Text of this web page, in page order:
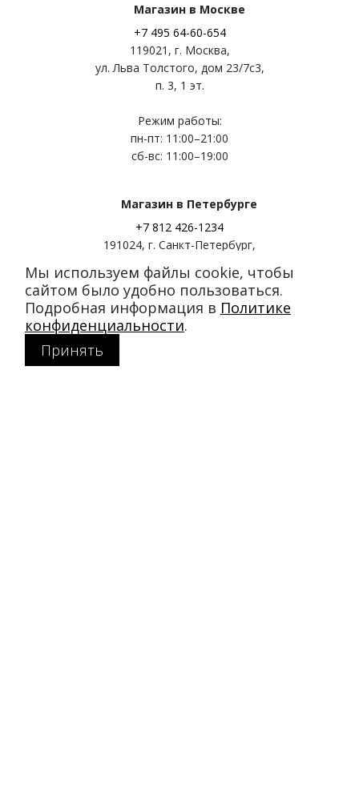
Магазин в Москве
+7 495 64-60-654
119021 , г. Москва,
ул. Льва Толстого, дом 23/7c3,
п. 3, 1 эт.
Режим работы:
пн-пт: 11:00–21:00
сб-вс: 11:00–19:00
Магазин в Петербурге
+7 812 426-1234
191024, г. Санкт-Петербург,
ул. Миргородская, д. 20
вход с ул. Кременчугская
Режим работы:
пн-пт: 11:00–21:00
Мы используем файлы cookie, чтобы
сайтом было удобно пользоваться.
Подробная информация в Политике
конфиденциальности.
Принять